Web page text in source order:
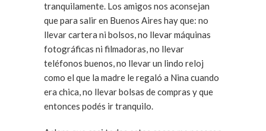
tranquilamente. Los amigos nos aconsejan
que para salir en Buenos Aires hay que: no
llevar cartera ni bolsos, no llevar máquinas
fotográficas ni filmadoras, no llevar
teléfonos buenos, no llevar un lindo reloj
como el que la madre le regaló a Nina cuando
era chica, no llevar bolsas de compras y que
entonces podés ir tranquilo.